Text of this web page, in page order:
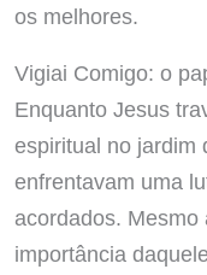
os melhores.
Vigiai Comigo: o
Enquanto Jesus
espiritual no jardim
enfrentavam uma
acordados.
importância